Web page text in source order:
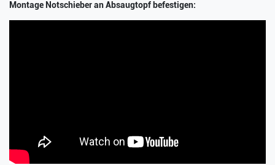
Montage Notschieber an Absaugtopf befestigen: